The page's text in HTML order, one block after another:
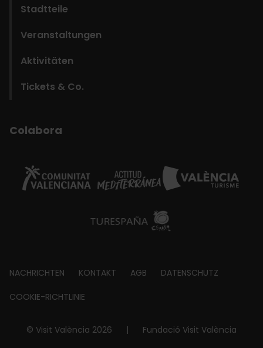
Stadtteile
Veranstaltungen
Aktivitäten
Tickets & Co.
Colabora
Footer
about
NACHRICHTEN KONTAKT AGB DATENSCHUTZ
COOKIE-RICHTLINIE
© Visit València 2026 | Fundació Visit València